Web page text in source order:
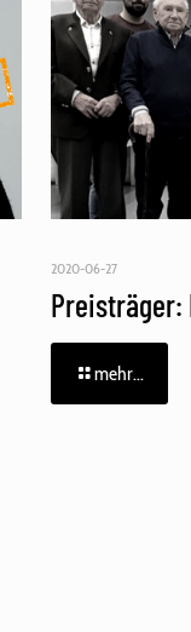
2020-06-27
Preisträger:
mehr...